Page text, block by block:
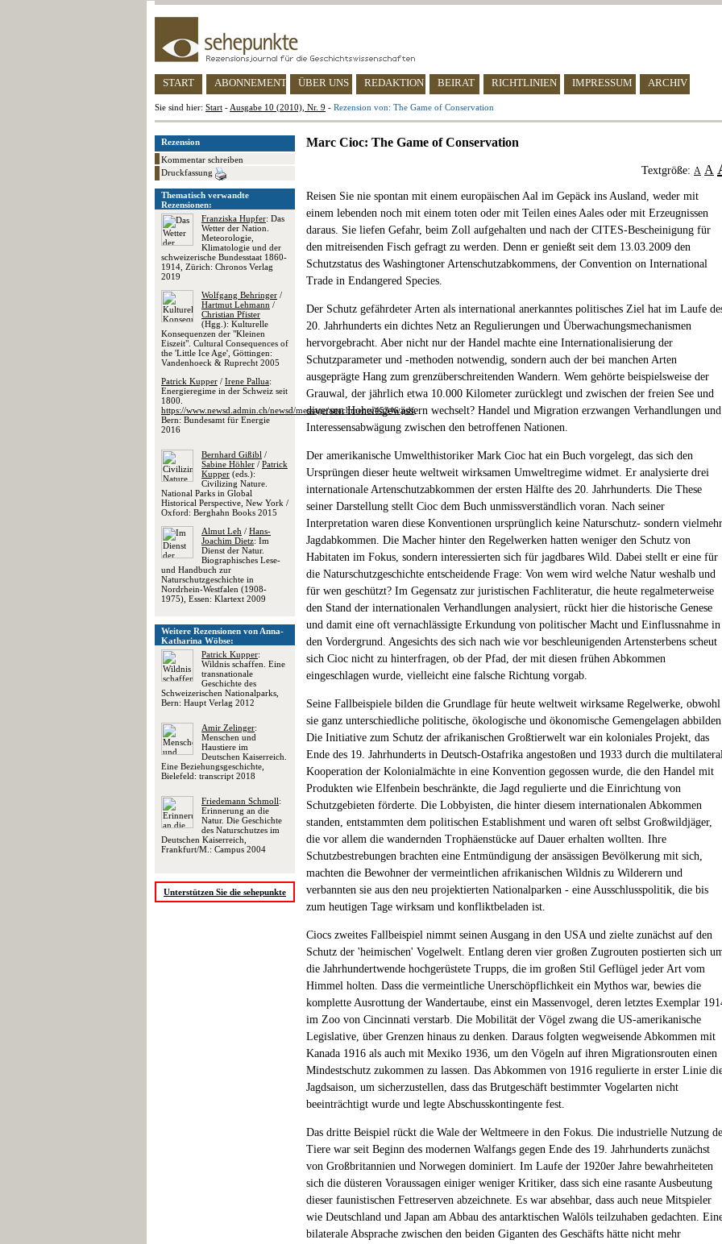
START ABONNEMENT ÜBER UNS REDAKTION BEIRAT RICHTLINIEN IMPRESSUM ARCHIV
Sie sind hier: Start - Ausgabe 10 (2010), Nr. 9 - Rezension von: The Game of Conservation
Rezension
Kommentar schreiben
Druckfassung
Thematisch verwandte
Rezensionen:
Franziska Hupfer: Das
Wetter der Nation.
Meteorologie,
Klimatologie und der
schweizerische Bundesstaat 1860-
1914, Zürich: Chronos Verlag
2019
Wolfgang Behringer /
Hartmut Lehmann /
Christian Pfister
(Hgg.): Kulturelle
Konsequenzen der "Kleinen
Eiszeit". Cultural Consequences of
the 'Little Ice Age', Göttingen:
Vandenhoeck & Ruprecht 2005
Patrick Kupper / Irene Pallua:
Energieregime in der Schweiz seit
1800.
https://www.newsd.admin.ch/newsd/message/attachments/45346.pdf,
Bern: Bundesamt für Energie
2016
Bernhard Gißibl /
Sabine Höhler / Patrick
Kupper (eds.):
Civilizing Nature.
National Parks in Global
Historical Perspective, New York /
Oxford: Berghahn Books 2015
Almut Leh / Hans-
Joachim Dietz: Im
Dienst der Natur.
Biographisches Lese-
und Handbuch zur
Naturschutzgeschichte in
Nordrhein-Westfalen (1908-
1975), Essen: Klartext 2009
Weitere Rezensionen von Anna-
Katharina Wöbse:
Patrick Kupper:
Wildnis schaffen. Eine
transnationale
Geschichte des
Schweizerischen Nationalparks,
Bern: Haupt Verlag 2012
Amir Zelinger:
Menschen und
Haustiere im
Deutschen Kaiserreich.
Eine Beziehungsgeschichte,
Bielefeld: transcript 2018
Friedemann Schmoll:
Erinnerung an die
Natur. Die Geschichte
des Naturschutzes im
Deutschen Kaiserreich,
Frankfurt/M.: Campus 2004
Unterstützen Sie die sehepunkte
Marc Cioc: The Game of Conservation
Textgröße: A A
Reisen Sie nie spontan mit einem europäischen Aal im Gepäck ins Ausland, weder mit
einem lebenden noch mit einem toten oder mit Teilen eines Aales oder mit Erzeugnissen
daraus. Sie liefen Gefahr, beim Zoll aufgehalten und nach der CITES-Bescheinigung für
den mitreisenden Fisch gefragt zu werden. Denn er genießt seit dem 13.03.2009 den
Schutzstatus des Washingtoner Artenschutzabkommens, der Convention on International
Trade in Endangered Species.
Der Schutz gefährdeter Arten als international anerkanntes politisches Ziel hat im Laufe
20. Jahrhunderts ein dichtes Netz an Regulierungen und Überwachungsmechanismen
hervorgebracht. Aber nicht nur der Handel machte eine Internationalisierung der
Schutzparameter und -methoden notwendig, sondern auch der bei manchen Arten
ausgeprägte Hang zum grenzüberschreitenden Wandern. Wem gehörte beispielsweise der
Grauwal, der jährlich etwa 10.000 Kilometer zurücklegt und zwischen der freien See und
diversen Hoheitsgewässern wechselt? Handel und Migration erzwangen Verhandlungen und
Interessensabwägung zwischen den betroffenen Nationen.
Der amerikanische Umwelthistoriker Mark Cioc hat ein Buch vorgelegt, das sich den
Ursprüngen dieser heute weltweit wirksamen Umweltregime widmet. Er analysierte drei
internationale Artenschutzabkommen der ersten Hälfte des 20. Jahrhunderts. Die These
seiner Darstellung stellt Cioc dem Buch unmissverständlich voran. Nach seiner
Interpretation waren diese Konventionen ursprünglich keine Naturschutz- sondern vielmehr
Jagdabkommen. Die Macher hinter den Regelwerken hatten weniger den Schutz von
Habitaten im Fokus, sondern interessierten sich für jagdbares Wild. Dabei stellt er eine für
die Naturschutzgeschichte entscheidende Frage: Von wem wird welche Natur weshalb und
für wen geschützt? Im Gegensatz zur juristischen Fachliteratur, die heute regalmeterweise
den Stand der internationalen Verhandlungen analysiert, rückt hier die historische Genese
und damit eine oft vernachlässigte Erkundung von politischer Macht und Einflussnahme in
den Vordergrund. Angesichts des sich nach wie vor beschleunigenden Artensterbens scheut
sich Cioc nicht zu hinterfragen, ob der Pfad, der mit diesen frühen Abkommen
eingeschlagen wurde, vielleicht eine falsche Richtung vorgab.
Seine Fallbeispiele bilden die Grundlage für heute weltweit wirksame Regelwerke, obwohl
sie ganz unterschiedliche politische, ökologische und ökonomische Gemengelagen
Die Initiative zum Schutz der afrikanischen Großtierwelt war ein koloniales Projekt, das
Ende des 19. Jahrhunderts in Deutsch-Ostafrika angestoßen und 1933 durch die
Kooperation der Kolonialmächte in eine Konvention gegossen wurde, die den Handel mit
Produkten wie Elfenbein beschränkte, die Jagd regulierte und die Einrichtung von
Schutzgebieten förderte. Die Lobbyisten, die hinter diesem internationalen Abkommen
standen, entstammten dem politischen Establishment und waren oft selbst Großwildjäger,
die vor allem die wandernden Trophäenstücke auf Dauer erhalten wollten. Ihre
Schutzbestrebungen brachten eine Entmündigung der ansässigen Bevölkerung mit sich,
machten die Bewohner der vermeintlichen afrikanischen Wildnis zu Wilderern und
verbannten sie aus den neu projektierten Nationalparken - eine Ausschlusspolitik, die bis
zum heutigen Tage wirksam und konfliktbeladen ist.
Ciocs zweites Fallbeispiel nimmt seinen Ausgang in den USA und zielte zunächst auf den
Schutz der 'heimischen' Vogelwelt. Entlang deren vier großen Zugrouten postierten sich
die Jahrhundertwende hochgerüstete Trupps, die im großen Stil Geflügel jeder Art vom
Himmel holten. Dass die vermeintliche Unerschöpflichkeit ein Mythos war, bewies die
komplette Ausrottung der Wandertaube, einst ein Massenvogel, deren letztes Exemplar
im Zoo von Cincinnati verstarb. Die Mobilität der Vögel zwang die US-amerikanische
Legislative, über Grenzen hinaus zu denken. Daraus folgten wegweisende Abkommen mit
Kanada 1916 als auch mit Mexiko 1936, um den Vögeln auf ihren Migrationsrouten einen
Mindestschutz zukommen zu lassen. Das Abkommen von 1916 regulierte in erster Linie
Jagdsaison, um sicherzustellen, dass das Brutgeschäft bestimmter Vogelarten nicht
beeinträchtigt wurde und legte Abschusskontingente fest.
Das dritte Beispiel rückt die Wale der Weltmeere in den Fokus. Die industrielle Nutzung
Tiere war seit Beginn des modernen Walfangs gegen Ende des 19. Jahrhunderts zunächst
von Großbritannien und Norwegen dominiert. Im Laufe der 1920er Jahre bewahrheiteten
sich die düsteren Voraussagen einiger weniger Kritiker, dass sich eine rasante Ausbeutung
dieser faunistischen Fettreserven abzeichnete. Es war absehbar, dass auch neue Mitspieler
wie Deutschland und Japan am Abbau des antarktischen Walöls teilzuhaben gedachten.
bilaterale Absprache zwischen den beiden Giganten des Geschäfts hätte nicht mehr